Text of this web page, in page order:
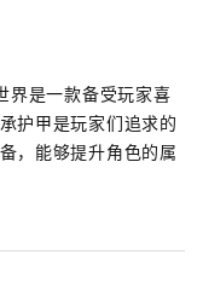
界是一款备受玩家喜
护甲是玩家们追求的
，能够提升角色的属